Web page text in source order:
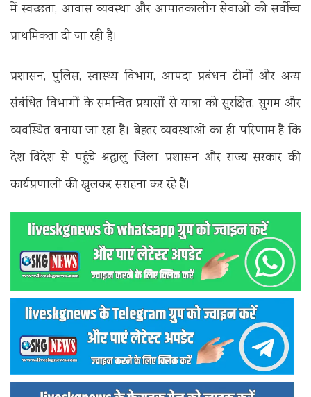
में स्वच्छता, आवास व्यवस्था और आपातकालीन सेवाओं को सर्वोच्च
प्राथमिकता दी जा रही है।
प्रशासन, पुलिस, स्वास्थ्य विभाग, आपदा प्रबंधन टीमों और अन्य
संबंधित विभागों के समन्वित प्रयासों से यात्रा को सुरक्षित, सुगम और
व्यवस्थित बनाया जा रहा है। बेहतर व्यवस्थाओं का ही परिणाम है कि
देश-विदेश से पहुंचे श्रद्धालु जिला प्रशासन और राज्य सरकार की
कार्यप्रणाली की खुलकर सराहना कर रहे हैं।